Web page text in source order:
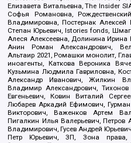
Елизавета Витальевна, The Insider
Софья Романовна,
Владимировна, Постернак Алексей
Степан Юрьевич, Istories fonds,
Алеся Алексеевна, Долинина
Анин Роман Александрович,
Альтаир 2021, Ромашки монолит,
иноагенты, Каткова Вероника
Кузьмина Людмила Гавриловна,
Александр Иванович, Жилкин
Владимир Александрович,
Евгеньевич, Ковин Виталий
Любарев Аркадий Ефимович,
Викторович, Важенков Артем
Пигалкин Илья Валерьевич, Петров
Владимирович, Гусев Андрей
Петр Юрьевич, ЗП, Зона